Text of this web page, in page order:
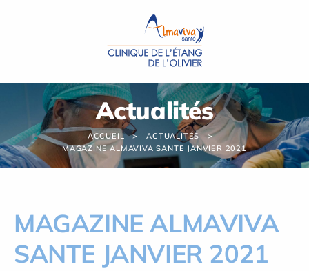
Actualités
ACCUEIL
ACTUALITÉS
MAGAZINE ALMAVIVA SANTE JANVIER 2021
MAGAZINE ALMAVIVA
SANTE JANVIER 2021